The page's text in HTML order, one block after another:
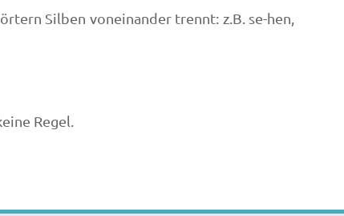
Silben voneinander trennt: z.B. se-hen,
Regel.